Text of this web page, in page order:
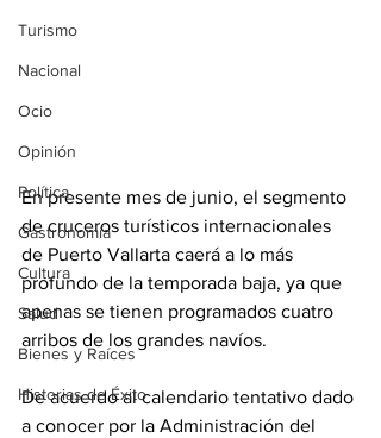
Turismo
Nacional
Ocio
Opinión
Política
Gastronomía
Cultura
Salud
Bienes y Raíces
Historias de Éxito
En presente mes de junio, el segmento
de cruceros turísticos internacionales
de Puerto Vallarta caerá a lo más
profundo de la temporada baja, ya que
apenas se tienen programados cuatro
arribos de los grandes navíos.
De acuerdo al calendario tentativo dado
a conocer por la Administración del